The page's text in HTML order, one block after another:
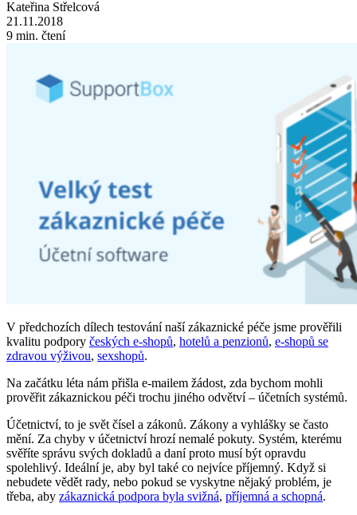
Kateřina Střelcová
21.11.2018
9 min. čtení
V předchozích dílech testování naší zákaznické péče jsme prověřili
kvalitu podpory českých e-shopů, hotelů a penzionů, e-shopů se
zdravou výživou, sexshopů.
Na začátku léta nám přišla e-mailem žádost, zda bychom mohli
prověřit zákaznickou péči trochu jiného odvětví – účetních systémů.
Účetnictví, to je svět čísel a zákonů. Zákony a vyhlášky se často
mění. Za chyby v účetnictví hrozí nemalé pokuty. Systém, kterému
svěříte správu svých dokladů a daní proto musí být opravdu
spolehlivý. Ideální je, aby byl také co nejvíce příjemný. Když si
nebudete vědět rady, nebo pokud se vyskytne nějaký problém, je
třeba, aby zákaznická podpora byla svižná, příjemná a schopná.